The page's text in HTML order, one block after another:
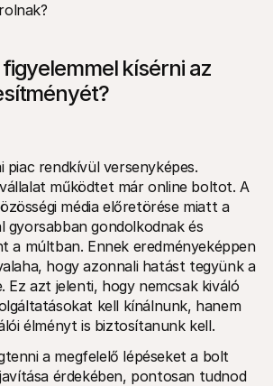
kísérni az
piac rendkívül versenyképes.
működtet már online boltot. A
média előretörése miatt a
gyorsabban gondolkodnak és
a múltban. Ennek eredményeképpen
hogy azonnali hatást tegyünk a
Ez azt jelenti, hogy nemcsak kiváló
kell kínálnunk, hanem
élményt is biztosítanunk kell.
a megfelelő lépéseket a bolt
érdekében, pontosan tudnod